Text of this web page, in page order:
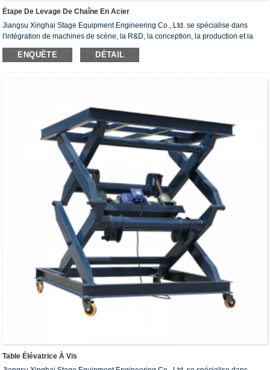
Étape De Levage De Chaîne En Acier
Jiangsu Xinghai Stage Equipment Engineering Co., Ltd. se spécialise dans
l'intégration de machines de scène, la R&D, la conception, la production et la
construction.Elle entreprend principalement des projets d'ingénierie tels que
l'aérospatiale militaire, les théâtres, les gymnases, les salles de conférence et les
ENQUÊTE DÉTAIL
Table Élévatrice À Vis